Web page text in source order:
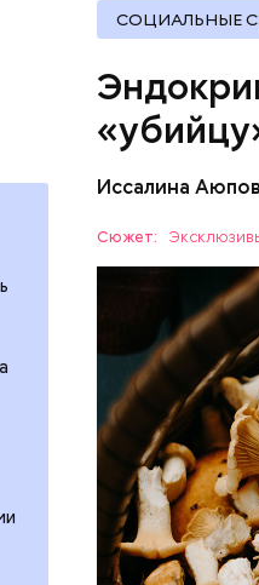
СОЦИАЛЬНЫЕ
Иссалина
Сюжет:
комбинация
При встрече с
Бычков: